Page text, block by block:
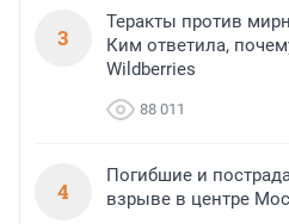
3
Теракты против
Ким ответила,
Wildberries
88 011
4
Погибшие и
взрыве в центре